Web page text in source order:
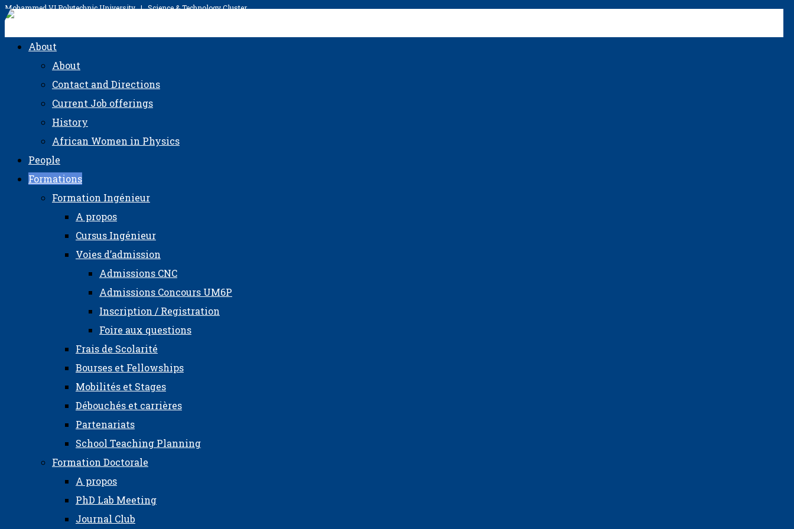
Mohammed VI Polytechnic University | Science & Technology Cluster
Skip
to
content
UM6P-College of Physical Sciences and Engineering
UM6P-College of physical Sciences and Engineering
About
About
Contact and Directions
Current Job offerings
History
African Women in Physics
People
Formations
Formation Ingénieur
A propos
Cursus Ingénieur
Voies d’admission
Admissions CNC
Admissions Concours UM6P
Inscription / Registration
Foire aux questions
Frais de Scolarité
Bourses et Fellowships
Mobilités et Stages
Débouchés et carrières
Partenariats
School Teaching Planning
Formation Doctorale
A propos
PhD Lab Meeting
Journal Club